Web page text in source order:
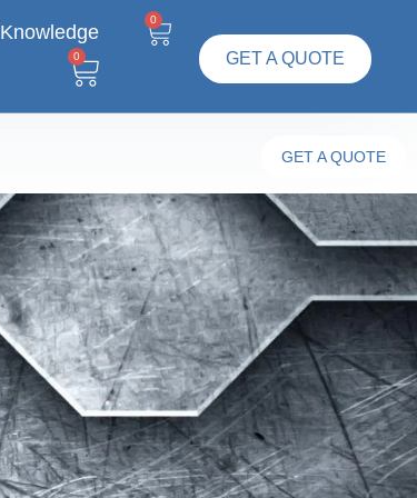
0
GET A QUOTE
Knowledge
0
GET A QUOTE